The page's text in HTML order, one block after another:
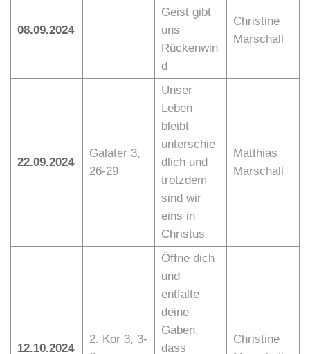
08.09.2024
Geist gibt
uns
Rückenwin
d
Christine
Marschall
22.09.2024
Galater 3,
26-29
Unser
Leben
bleibt
unterschie
dlich und
trotzdem
sind wir
eins in
Christus
Matthias
Marschall
12.10.2024
2. Kor 3, 3-
Öffne dich
und
entfalte
deine
Gaben,
dass
Christine